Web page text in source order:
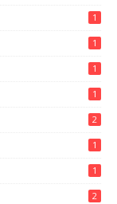
1
1
1
1
2
1
1
2